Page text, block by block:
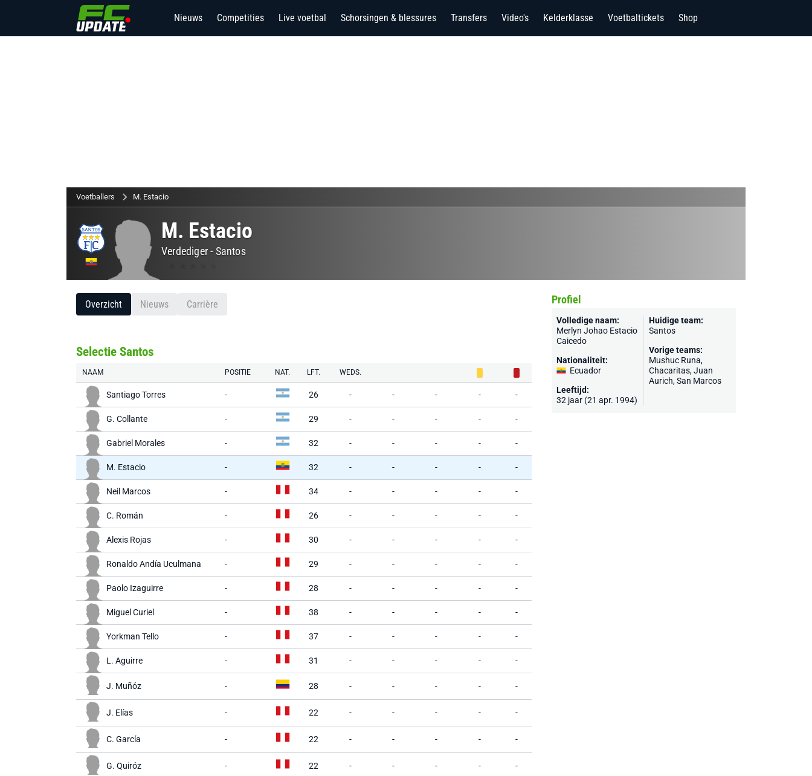
Nieuws Competities Live voetbal Schorsingen & blessures Transfers Video's Kelderklasse Voetbaltickets Shop
Voetballers M. Estacio
M. Estacio
Verdediger- Santos
Overzicht Nieuws Carrière
Selectie Santos
NAAM POSITIE NAT. LFT. WEDS.
Santiago Torres - 26 - - - - -
G. Collante - 29 - - - - -
Gabriel Morales - 32 - - - - -
M. Estacio - 32 - - - - -
Neil Marcos - 34 - - - - -
C. Román - 26 - - - - -
Alexis Rojas - 30 - - - - -
Ronaldo Andía Uculmana - 29 - - - - -
Paolo Izaguirre - 28 - - - - -
Miguel Curiel - 38 - - - - -
Yorkman Tello - 37 - - - - -
L. Aguirre - 31 - - - - -
J. Muñóz - 28 - - - - -
J. Elías - 22 - - - - -
C. García - 22 - - - - -
G. Quiróz - 22 - - - - -
Profiel
Volledige naam:
Merlyn Johao Estacio
Caicedo
Nationaliteit:
Ecuador
Leeftijd:
32 jaar (21 apr. 1994)
Huidige team:
Santos
Vorige teams:
Mushuc Runa,
Chacaritas, Juan
Aurich, San Marcos